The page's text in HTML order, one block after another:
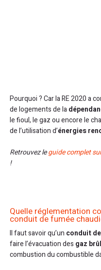
Pourquoi ? Car la RE 2020 a
de logements de la
le fioul, le gaz ou encore le
de l’utilisation d’énergies
Retrouvez leguide complet
!
Quelle réglementation
conduit de fumée
Il faut savoir qu’un conduit
faire l’évacuation des gaz
combustion du combustible